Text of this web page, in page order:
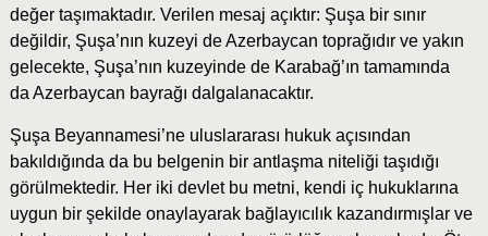
değer taşımaktadır. Verilen mesaj açıktır: Şuşa bir sınır
değildir, Şuşa’nın kuzeyi de Azerbaycan toprağıdır ve yakın
gelecekte, Şuşa’nın kuzeyinde de Karabağ’ın tamamında
da Azerbaycan bayrağı dalgalanacaktır.
Şuşa Beyannamesi’ne uluslararası hukuk açısından
bakıldığında da bu belgenin bir antlaşma niteliği taşıdığı
görülmektedir. Her iki devlet bu metni, kendi iç hukuklarına
uygun bir şekilde onaylayarak bağlayıcılık kazandırmışlar ve